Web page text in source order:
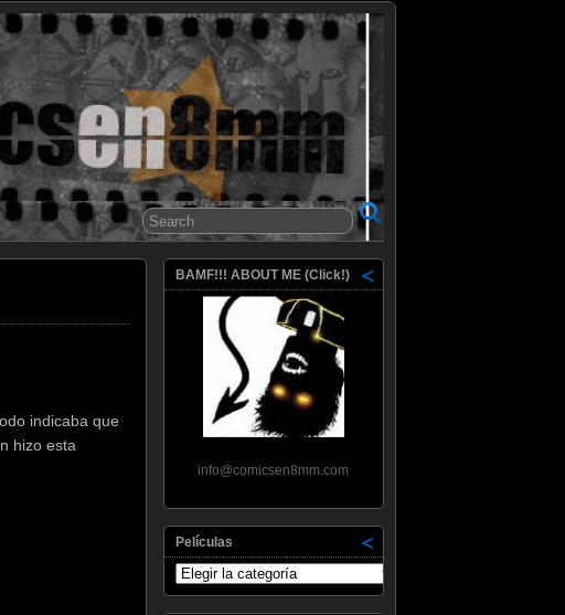
8mm
indicaba que
hizo esta
BAMF!!! ABOUT ME (Click!)
info@comicsen8mm.com
Películas
Películas